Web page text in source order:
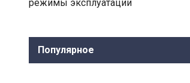
режимы эксплуатации
Популярное